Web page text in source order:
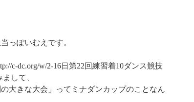
っぽいむえです。
c-dc.org/w/2-16日第22回練習着10ダンス競技
して、
大きな大会」ってミナダンカップのことなん